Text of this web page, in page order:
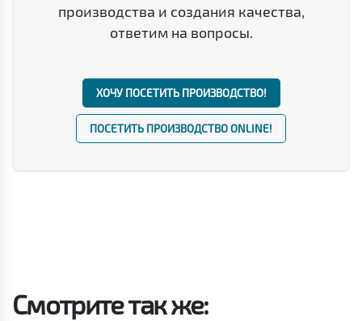
производства и создания качества,
ответим на вопросы.
ХОЧУ ПОСЕТИТЬ ПРОИЗВОДСТВО!
ПОСЕТИТЬ ПРОИЗВОДСТВО ONLINE!
Смотрите так же: